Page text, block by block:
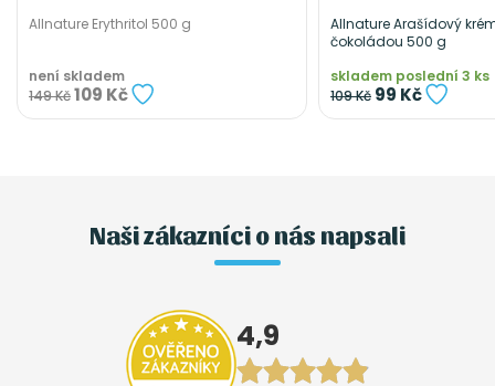
Allnature Erythritol 500 g
není skladem
149 Kč109 Kč
Allnature Arašídový
čokoládou 500 g
skladem poslední 3 ks
109 Kč 99 Kč
Naši zákazníci o nás napsali
4,9